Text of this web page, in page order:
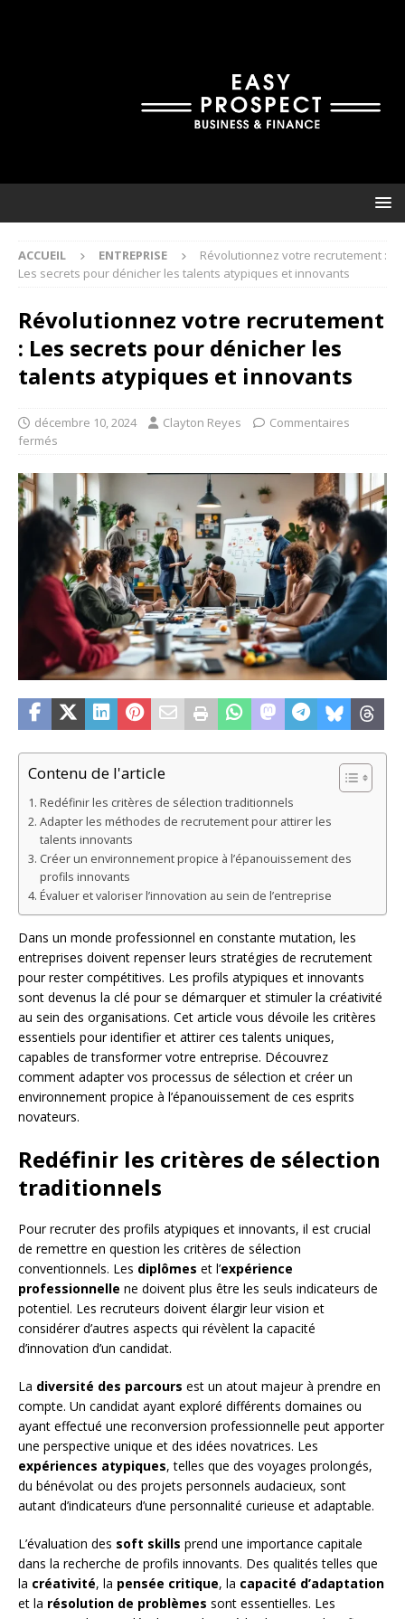
ACCUEIL ENTREPRISE
Révolutionnez votre recrutement :
Les secrets pour dénicher les talents atypiques et innovants
Révolutionnez votre recrutement
: Les secrets pour dénicher les
talents atypiques et innovants
décembre 10, 2024 Clayton Reyes
Commentaires
fermés
Contenu de l'article
Redéfinir les critères de sélection traditionnels
Adapter les méthodes de recrutement pour attirer les
talents innovants
Créer un environnement propice à l’épanouissement des
profils innovants
Évaluer et valoriser l’innovation au sein de l’entreprise
Dans un monde professionnel en constante mutation, les
entreprises doivent repenser leurs stratégies de recrutement
pour rester compétitives. Les profils atypiques et innovants
sont devenus la clé pour se démarquer et stimuler la créativité
au sein des organisations. Cet article vous dévoile les critères
essentiels pour identifier et attirer ces talents uniques,
capables de transformer votre entreprise. Découvrez
comment adapter vos processus de sélection et créer un
environnement propice à l’épanouissement de ces esprits
novateurs.
Redéfinir les critères de sélection
traditionnels
Pour recruter des profils atypiques et innovants, il est crucial
de remettre en question les critères de sélection
conventionnels. Les diplômes et l’expérience
professionnelle ne doivent plus être les seuls indicateurs de
potentiel. Les recruteurs doivent élargir leur vision et
considérer d’autres aspects qui révèlent la capacité
d’innovation d’un candidat.
La diversité des parcours est un atout majeur à prendre en
compte. Un candidat ayant exploré différents domaines ou
ayant effectué une reconversion professionnelle peut apporter
une perspective unique et des idées novatrices. Les
expériences atypiques, telles que des voyages prolongés,
du bénévolat ou des projets personnels audacieux, sont
autant d’indicateurs d’une personnalité curieuse et adaptable.
L’évaluation des soft skills prend une importance capitale
dans la recherche de profils innovants. Des qualités telles que
la créativité, la pensée critique, la capacité d’adaptation
et la résolution de problèmes sont essentielles. Les